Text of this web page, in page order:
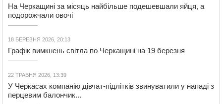
На Черкащині за місяць найбільше подешевшали яйця, а
подорожчали овочі
18 БЕРЕЗНЯ 2026, 20:13
Графік вимкнень світла по Черкащині на 19 березня
22 ТРАВНЯ 2026, 13:39
У Черкасах компанію дівчат-підлітків звинуватили у нападі з
перцевим балончик...